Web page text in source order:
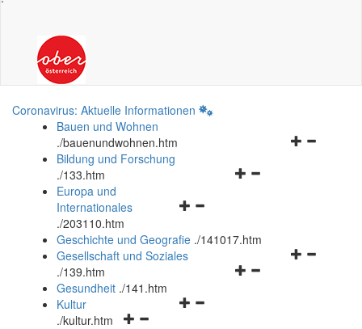
Coronavirus: Aktuelle Informationen
Bauen und Wohnen
./bauenundwohnen.htm
Navigationsmenü
Bildung und Forschung
./133.htm
Navigationsmenü
und
schließen
Europa und
Internationales
./203110.htm
Geschichte und Geografie ./141017.htm
Navigationsmenü
Gesellschaft und Soziales
./139.htm
Navigationsmenü
Gesundheit ./141.htm
Navigationsmenü
Kultur
./kultur.htm